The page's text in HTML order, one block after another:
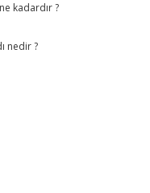
kadardır ?
nedir ?